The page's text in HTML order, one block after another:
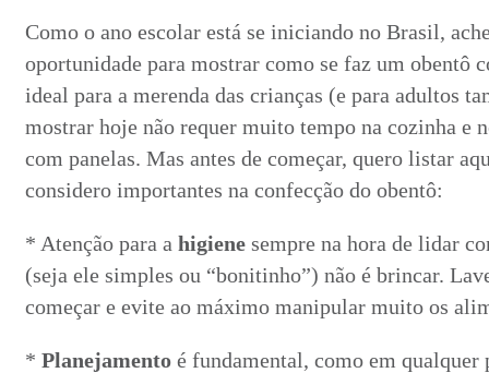
Como o ano escolar está se iniciando no Brasil,
oportunidade para mostrar como se faz um obentô
ideal para a merenda das crianças (e para adultos
mostrar hoje não requer muito tempo na cozinha e
com panelas. Mas antes de começar, quero listar
considero importantes na confecção do obentô:
* Atenção para a higiene sempre na hora de lidar
(seja ele simples ou “bonitinho”) não é brincar.
começar e evite ao máximo manipular muito os
* Planejamento é fundamental, como em qualquer